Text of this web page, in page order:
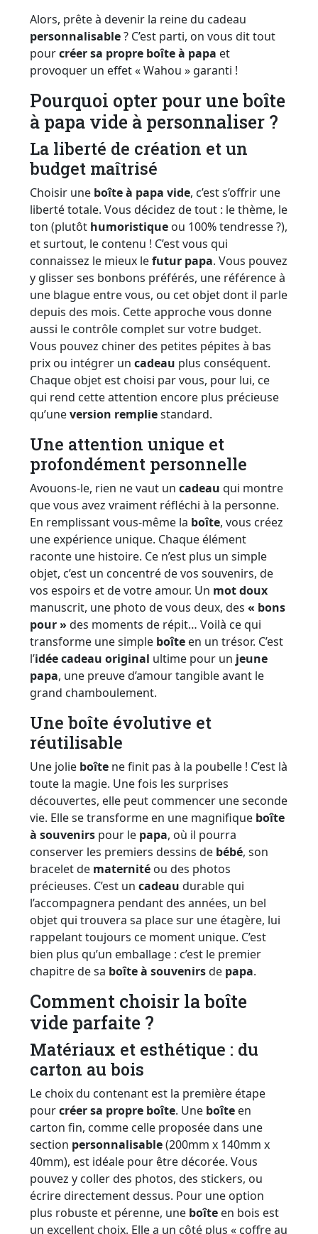
Alors, prête à devenir la reine du cadeau
personnalisable? C’est parti, on vous dit tout
pourcréer sa propre boîte à papa et
provoquer un effet « Wahou » garanti !
Pourquoi opter pour une boîte
à papa vide à personnaliser ?
La liberté de création et un
budget maîtrisé
Choisir une boîte à papa vide, c’est s’offrir une
liberté totale. Vous décidez de tout : le thème, le
ton (plutôt humoristique ou 100% tendresse ?),
et surtout, le contenu ! C’est vous qui
connaissez le mieux lefutur papa. Vous pouvez
y glisser ses bonbons préférés, une référence à
une blague entre vous, ou cet objet dont il parle
depuis des mois. Cette approche vous donne
aussi le contrôle complet sur votre budget.
Vous pouvez chiner des petites pépites à bas
prix ou intégrer un cadeau plus conséquent.
Chaque objet est choisi par vous, pour lui, ce
qui rend cette attention encore plus précieuse
qu’uneversion rempliestandard.
Une attention unique et
profondément personnelle
Avouons-le, rien ne vaut un cadeau qui montre
que vous avez vraiment réfléchi à la personne.
En remplissant vous-même la boîte, vous créez
une expérience unique. Chaque élément
raconte une histoire. Ce n’est plus un simple
objet, c’est un concentré de vos souvenirs, de
vos espoirs et de votre amour. Un mot doux
manuscrit, une photo de vous deux, des « bons
pour » des moments de répit… Voilà ce qui
transforme une simple boîte en un trésor. C’est
l’idée cadeau original ultime pour un jeune
papa, une preuve d’amour tangible avant le
grand chamboulement.
Une boîte évolutive et
réutilisable
Une jolie boîte ne finit pas à la poubelle ! C’est là
toute la magie. Une fois les surprises
découvertes, elle peut commencer une seconde
vie. Elle se transforme en une magnifique boîte
à souvenirs pour le papa, où il pourra
conserver les premiers dessins de bébé, son
bracelet de maternité ou des photos
précieuses. C’est un cadeau durable qui
l’accompagnera pendant des années, un bel
objet qui trouvera sa place sur une étagère, lui
rappelant toujours ce moment unique. C’est
bien plus qu’un emballage : c’est le premier
chapitre de sa boîte à souvenirsde papa.
Comment choisir la boîte
vide parfaite ?
Matériaux et esthétique : du
carton au bois
Le choix du contenant est la première étape
pourcréer sa propre boîte. Une boîte en
carton fin, comme celle proposée dans une
section personnalisable(200mm x 140mm x
40mm), est idéale pour être décorée. Vous
pouvez y coller des photos, des stickers, ou
écrire directement dessus. Pour une option
plus robuste et pérenne, une boîte en bois est
un excellent choix. Elle a un côté plus « coffre au